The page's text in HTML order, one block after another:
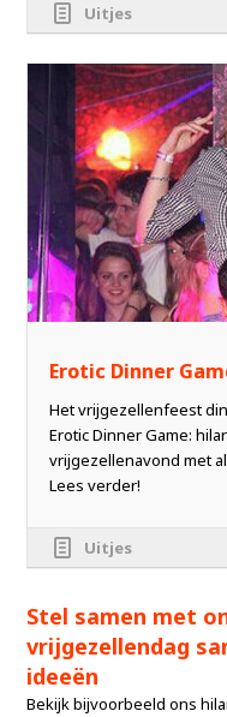
Uitjes
Erotic Dinner
Het vrijgezellenfeest
Erotic Dinner Game:
vrijgezellenavond met
Lees verder!
Uitjes
Stel samen met
vrijgezellendag
ideeën
Bekijk bijvoorbeeld ons